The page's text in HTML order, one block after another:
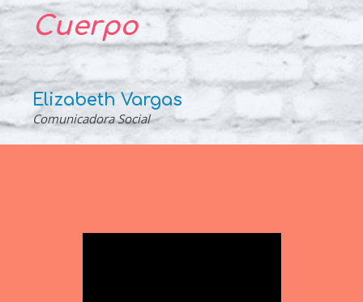
Cuerpo
Elizabeth Vargas
Comunicadora Social